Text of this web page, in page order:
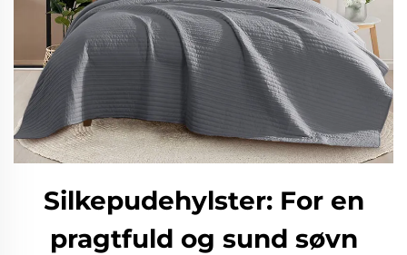
Silkepudehylster: For en
pragtfuld og sund søvn